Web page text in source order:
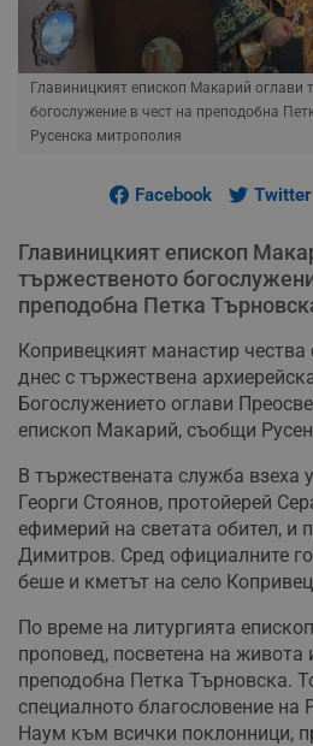
Главиницкият епископ Макарий оглави
богослужение в чест на преподобна
Русенска митрополия
Facebook Twitter
Главиницкият епископ
тържественото
преподобна Петка
Копривецкият манастир чества
днес с тържествена
Богослужението оглави
епископ Макарий, съобщи
В тържествената служба взеха
Георги Стоянов, протойерей
ефимерий на светата обител, и
Димитров. Сред официалните
беше и кметът на село
По време на литургията
проповед, посветена на живота
преподобна Петка Търновска.
специалното благословение на
Наум към всички поклонници,